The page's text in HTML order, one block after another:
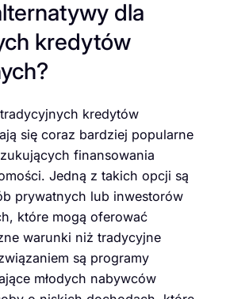
dla
kredytów
kredytów
się coraz bardziej popularne
finansowania
Jedną z takich opcji są
prywatnych lub inwestorów
które mogą oferować
warunki niż tradycyjne
są programy
młodych nabywców